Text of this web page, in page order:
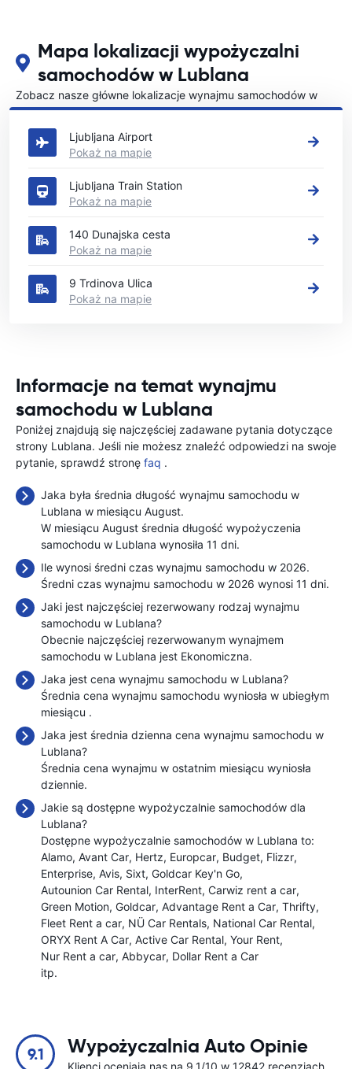
Mapa lokalizacji wypożyczalni
samochodów w Lublana
Zobacz nasze główne lokalizacje wynajmu samochodów w
Lublana
Ljubljana Airport
Pokaż na mapie
Ljubljana Train Station
Pokaż na mapie
140 Dunajska cesta
Pokaż na mapie
9 Trdinova Ulica
Pokaż na mapie
Informacje na temat wynajmu
samochodu w Lublana
Poniżej znajdują się najczęściej zadawane pytania dotyczące
strony Lublana. Jeśli nie możesz znaleźć odpowiedzi na swoje
pytanie, sprawdź stronę faq .
Jaka była średnia długość wynajmu samochodu w
Lublana w miesiącu August.
W miesiącu August średnia długość wypożyczenia
samochodu w Lublana wynosiła 11 dni.
Ile wynosi średni czas wynajmu samochodu w 2026.
Średni czas wynajmu samochodu w 2026 wynosi 11 dni.
Jaki jest najczęściej rezerwowany rodzaj wynajmu
samochodu w Lublana?
Obecnie najczęściej rezerwowanym wynajmem
samochodu w Lublana jest Ekonomiczna.
Jaka jest cena wynajmu samochodu w Lublana?
Średnia cena wynajmu samochodu wyniosła w ubiegłym
miesiącu .
Jaka jest średnia dzienna cena wynajmu samochodu w
Lublana?
Średnia cena wynajmu w ostatnim miesiącu wyniosła
dziennie.
Jakie są dostępne wypożyczalnie samochodów dla
Lublana?
Dostępne wypożyczalnie samochodów w Lublana to:
Alamo Avant Car Hertz Europcar Budget Flizzr
Enterprise Avis Sixt Goldcar Key'n Go
Autounion Car Rental InterRent Carwiz rent a car
Green Motion Goldcar Advantage Rent a Car Thrifty
Fleet Rent a car NÜ Car Rentals National Car Rental
ORYX Rent A Car Active Car Rental Your Rent
Nur Rent a car Abbycar Dollar Rent a Car
itp.
9.1 Wypożyczalnia Auto Opinie
Klienci oceniają nas na 9.1/10 w 12842 recenzjach